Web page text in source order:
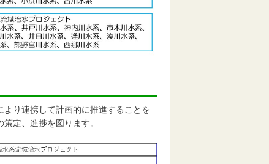
り連携して計画的に推進することを
定、進捗を図ります。